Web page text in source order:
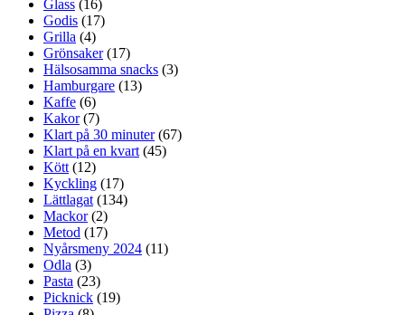
Glass (16)
Godis (17)
Grilla (4)
Grönsaker(17)
Hälsosamma snacks (3)
Hamburgare (13)
Kaffe (6)
Kakor(7)
Klart på 30 minuter(67)
Klart på en kvart (45)
Kött (12)
Kyckling (17)
Lättlagat (134)
Mackor(2)
Metod (17)
Nyårsmeny 2024 (11)
Odla (3)
Pasta (23)
Picknick (19)